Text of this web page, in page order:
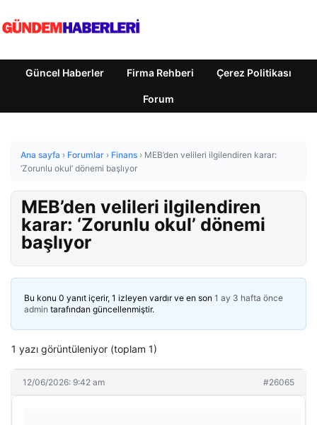
Güncel Haberler Firma Rehberi Çerez Politikası
Forum
Ana sayfa › Forumlar › Finans › MEB’den velileri ilgilendiren karar:
‘Zorunlu okul’ dönemi başlıyor
MEB’den velileri ilgilendiren
karar: ‘Zorunlu okul’ dönemi
başlıyor
Bu konu 0 yanıt içerir, 1 izleyen vardır ve en son 1 ay 3 hafta önce
admin tarafından güncellenmiştir.
1 yazı görüntüleniyor (toplam 1)
12/06/2026: 9:42 am #26065